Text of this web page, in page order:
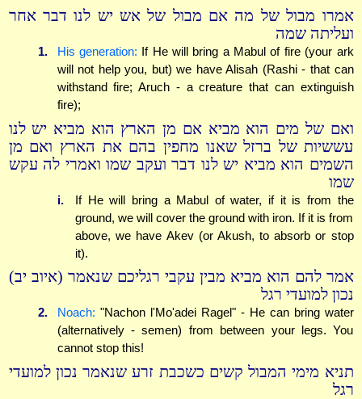
אמרו מבול של מה אם מבול של אש יש לנו דבר אחר
ועליתה שמה
1. His generation: If He will bring a Mabul of fire (your ark
will not help you, but) we have Alisah (Rashi - that can
withstand fire; Aruch - a creature that can extinguish
fire);
ואם של מים הוא מביא אם מן הארץ הוא מביא יש לנו
עששיות של ברזל שאנו מחפין בהם את הארץ ואם מן
השמים הוא מביא יש לנו דבר ועקב שמו ואמרי לה עקש
שמו
i.
If He will bring a Mabul of water, if it is from the
ground, we will cover the ground with iron. If it is from
above, we have Akev (or Akush, to absorb or stop
it).
אמר להם הוא מביא מבין עקבי רגליכם שנאמר (איוב יב)
נכון למועדי רגל
2. Noach: "Nachon l'Mo'adei Ragel" - He can bring water
(alternatively - semen) from between your legs. You
cannot stop this!
תניא מימי המבול קשים כשכבת זרע שנאמר נכון למועדי
רגל